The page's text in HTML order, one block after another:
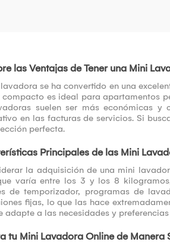
las Ventajas de Tener una Mini
se ha convertido en una
es ideal para apartamentos
suelen ser más económicas y
en las facturas de servicios. Si
perfecta.
Principales de las Mini
la adquisición de una mini
varía entre los 3 y los 8
de temporizador, programas de
fijas, lo que las hace
adapte a las necesidades y
tu Mini Lavadora Online de Manera